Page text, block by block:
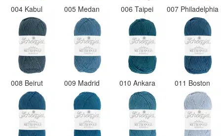
004 Kabul 005 Medan 006 Taipei 007 Philadelphia
008 Beirut 009 Madrid 010 Ankara 011 Boston